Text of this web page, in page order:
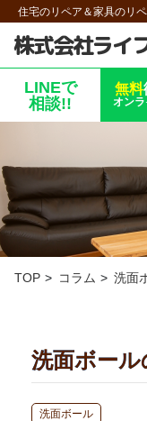
住宅のリペア＆家具のリ
株式会社ライ
LINEで
相談!!
無料
オン
TOP コラム 洗面
洗面ボー
洗面ボール